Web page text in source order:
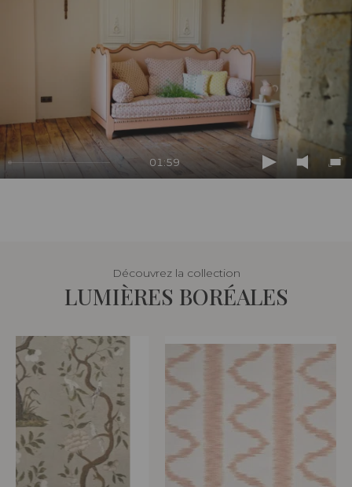
Play
01:59
Mute
Découvrez la collection
LUMIÈRES BORÉALES